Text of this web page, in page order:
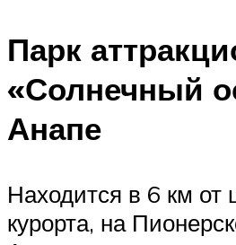
Парк
«Солнечный
Анапе
Находится в 6 км от
курорта, на